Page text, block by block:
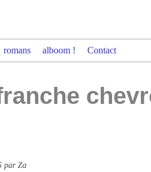
romans alboom ! Contact
par Za